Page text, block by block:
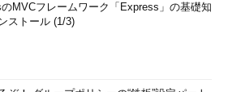
ることが可能。サードパーティ製のツ
にはこの形式で結果を保存する必要があ
のMVCフレームワーク「Express」の基礎知
ストール (1/3)